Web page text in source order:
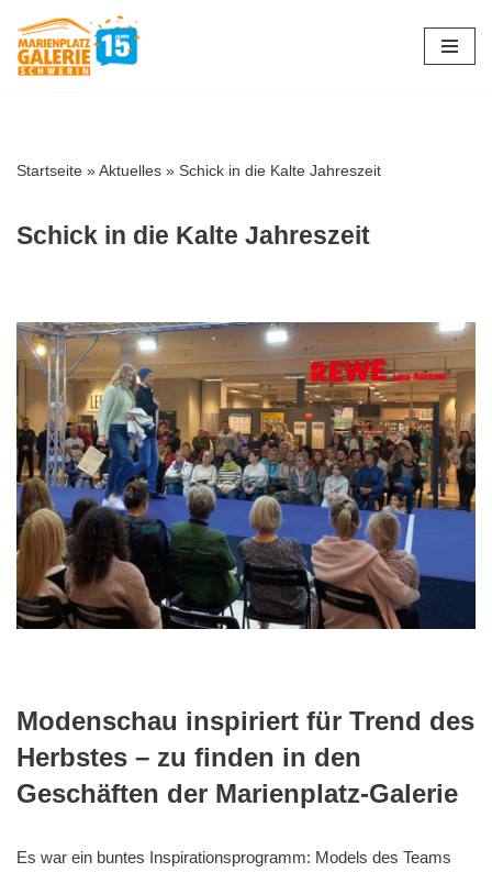
Zum
Startseite »Aktuelles » Schick in die Kalte Jahreszeit
Schick in die Kalte Jahreszeit
Modenschau inspiriert für Trend des
Herbstes – zu finden in den
Geschäften der Marienplatz-Galerie
Es war ein buntes Inspirationsprogramm: Models des Teams